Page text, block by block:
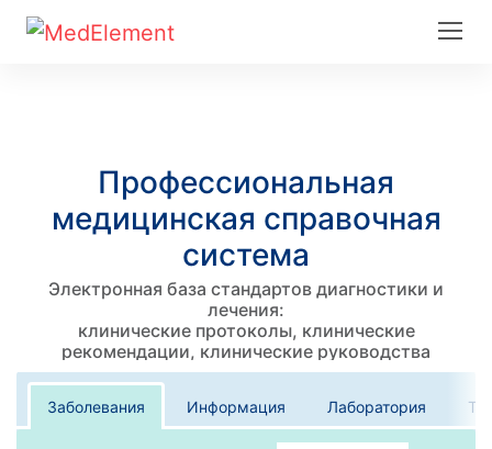
Профессиональная
медицинская справочная
система
Электронная база стандартов диагностики и
лечения:
клинические протоколы, клинические
рекомендации, клинические руководства
Заболевания Информация Лаборатория